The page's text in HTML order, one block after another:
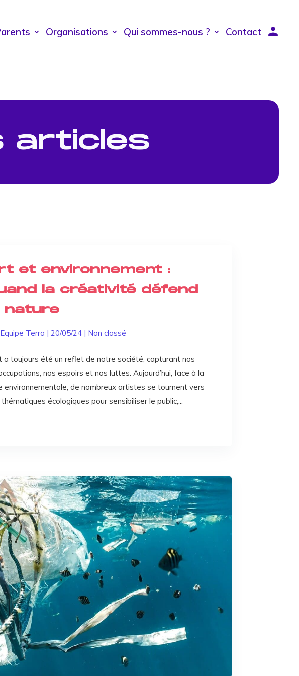
Organisations Qui sommes-nous ?
Contact
articles
et environnement :
la créativité défend
nature
Equipe Terra | 20/05/24 | Non classé
a toujours été un reflet de notre société, capturant nos
nos espoirs et nos luttes. Aujourd’hui, face à la
environnementale, de nombreux artistes se tournent vers
écologiques pour sensibiliser le public,...